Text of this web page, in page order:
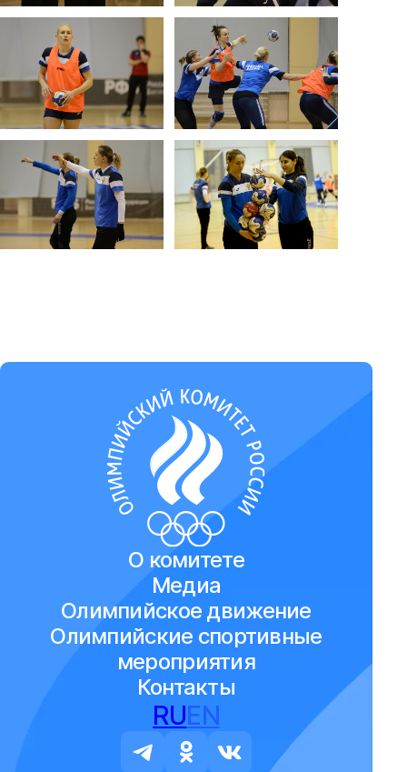
О комитете
Медиа
Олимпийское движение
Олимпийские спортивные
мероприятия
Контакты
RUEN